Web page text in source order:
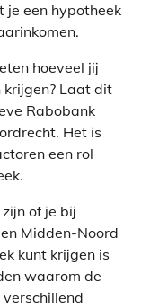
een hypotheek
hoeveel jij
krijgen? Laat dit
Rabobank
Het is
een rol
of je bij
Midden-Noord
kunt krijgen is
waarom de